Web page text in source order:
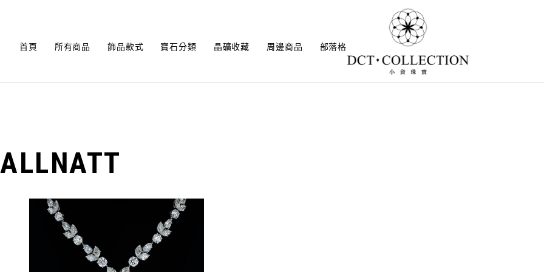
content
首頁 所有商品 飾品款式 寶石分類 晶礦收藏 周邊商品 部落格
ALLNATT